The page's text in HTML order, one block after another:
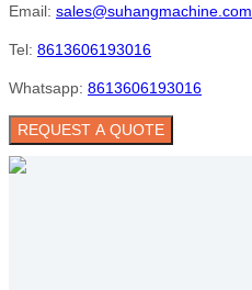
Email: sales@suhangmachine.com
Tel: 8613606193016
Whatsapp: 8613606193016
REQUEST A QUOTE